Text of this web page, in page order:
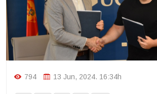
794 13 Jun, 2024. 16:34h